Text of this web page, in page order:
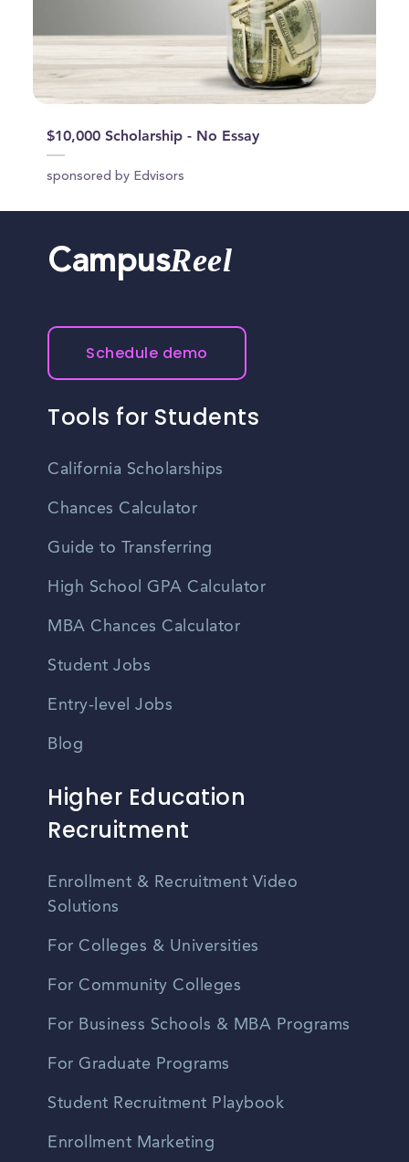
$10,000 Scholarship - No Essay
sponsored by Edvisors
CampusReel
Schedule demo
Tools for Students
California Scholarships
Chances Calculator
Guide to Transferring
High School GPA Calculator
MBA Chances Calculator
Student Jobs
Entry-level Jobs
Blog
Higher Education
Recruitment
Enrollment & Recruitment Video
Solutions
For Colleges & Universities
For Community Colleges
For Business Schools & MBA Programs
For Graduate Programs
Student Recruitment Playbook
Enrollment Marketing